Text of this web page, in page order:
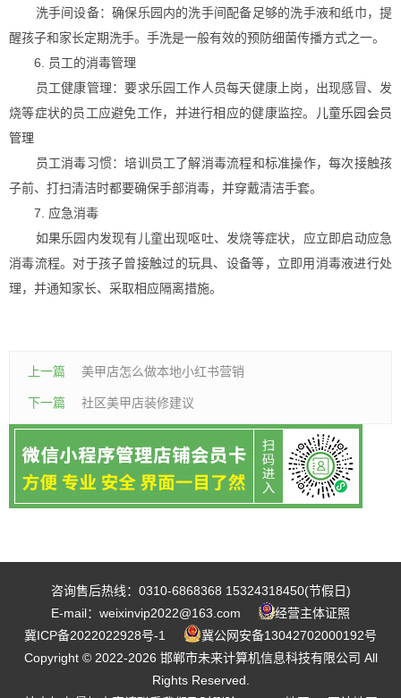
洗手间设备：确保乐园内的洗手间配备足够的洗手液和纸巾，提
醒孩子和家长定期洗手。手洗是一般有效的预防细菌传播方式之一。
6. 员工的消毒管理
员工健康管理：要求乐园工作人员每天健康上岗，出现感冒、发
烧等症状的员工应避免工作，并进行相应的健康监控。
儿童乐园会员
管理
员工消毒习惯：培训员工了解消毒流程和标准操作，每次接触孩
子前、打扫清洁时都要确保手部消毒，并穿戴清洁手套。
7. 应急消毒
如果乐园内发现有儿童出现呕吐、发烧等症状，应立即启动应急
消毒流程。对于孩子曾接触过的玩具、设备等，立即用消毒液进行处
理，并通知家长、采取相应隔离措施。
上一篇 美甲店怎么做本地小红书营销
下一篇 社区美甲店装修建议
咨询售后热线：0310-6868368 15324318450(节假日)
E-mail：weixinvip2022@163.com
经营主体证照
冀ICP备2022022928号-1
冀公网安备13042702000192号
Copyright © 2022-2026 邯郸市未来计算机信息科技有限公司 All
Rights Reserved.